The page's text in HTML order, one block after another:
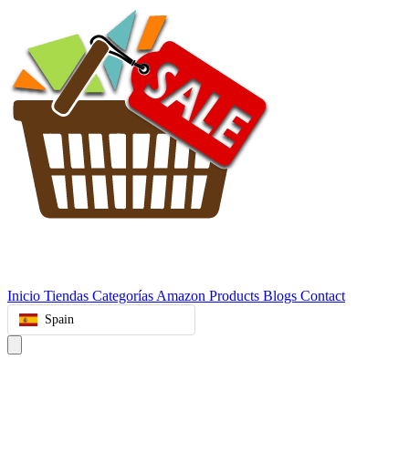
Inicio Tiendas Categorías Amazon Products Blogs Contact
Spain